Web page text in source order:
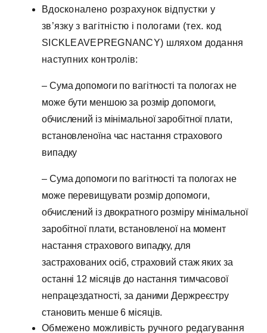
Вдосконалено розрахунок відпустки у
зв’язку з вагітністю і пологами (тех. код
SICKLEAVEPREGNANCY) шляхом додання
наступних контролів:
– Сума допомоги по вагітності та пологах не
може бути меншою за розмір допомоги,
обчислений із мінімальної заробітної плати,
встановленоїна час настання страхового
випадку
– Сума допомоги по вагітності та пологах не
може перевищувати розмір допомоги,
обчислений із двократного розміру мінімальної
заробітної плати, встановленої на момент
настання страхового випадку, для
застрахованих осіб, страховий стаж яких за
останні 12 місяців до настання тимчасової
непрацездатності, за даними Держреєстру
становить менше 6 місяців.
Обмежено можливість ручного редагування